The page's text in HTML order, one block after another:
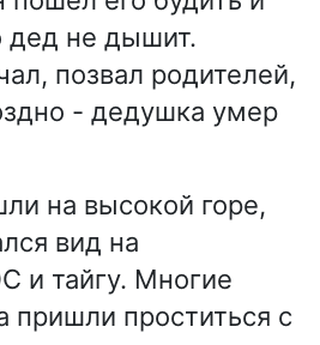
дед не дышит.
позвал родителей,
- дедушка умер
на высокой горе,
вид на
и тайгу. Многие
пришли проститься с